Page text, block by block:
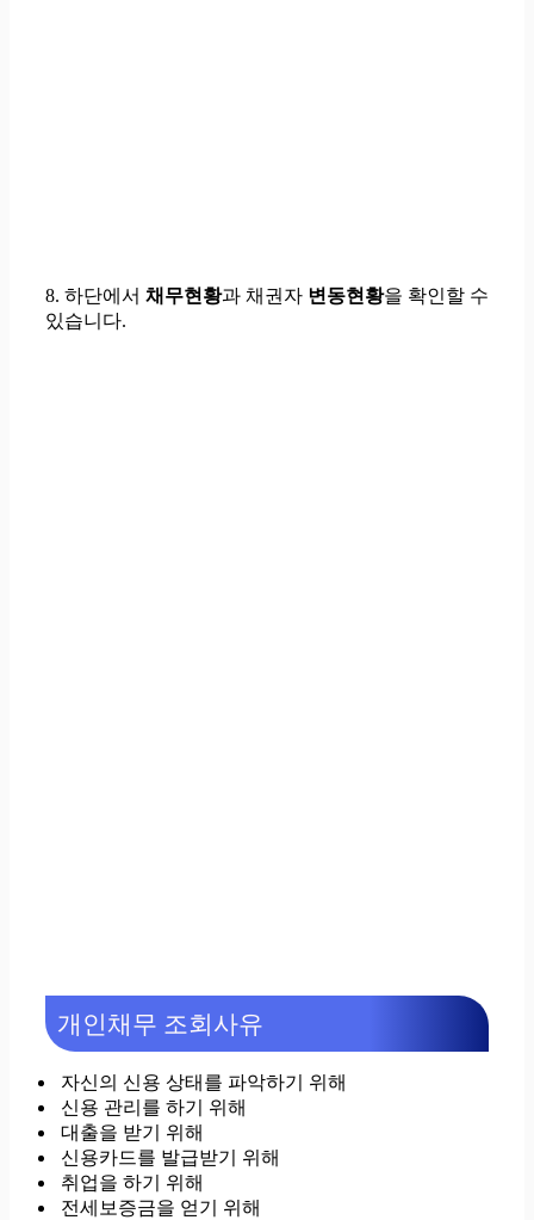
8. 하단에서 채무현황과 채권자 변동현황을 확인할 수
있습니다.
개인채무 조회사유
자신의 신용 상태를 파악하기 위해
신용 관리를 하기 위해
대출을 받기 위해
신용카드를 발급받기 위해
취업을 하기 위해
전세보증금을 얻기 위해